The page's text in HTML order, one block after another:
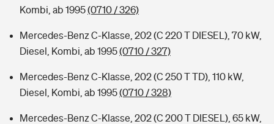
Kombi, ab 1995(0710 / 326)
Mercedes-Benz C-Klasse, 202 (C 220 T DIESEL), 70 kW,
Diesel, Kombi, ab 1995(0710 / 327)
Mercedes-Benz C-Klasse, 202 (C 250 T TD), 110 kW,
Diesel, Kombi, ab 1995(0710 / 328)
Mercedes-Benz C-Klasse, 202 (C 200 T DIESEL), 65 kW,